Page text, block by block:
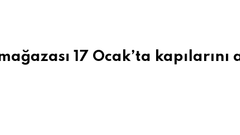
17 Ocak’ta kapılarını